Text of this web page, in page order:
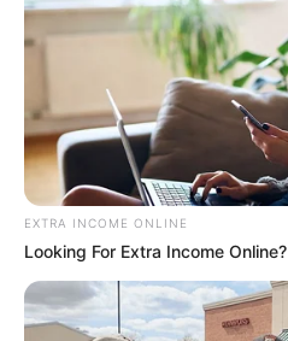
EXTRA INCOME ONLINE
Looking For Extra Income Online?